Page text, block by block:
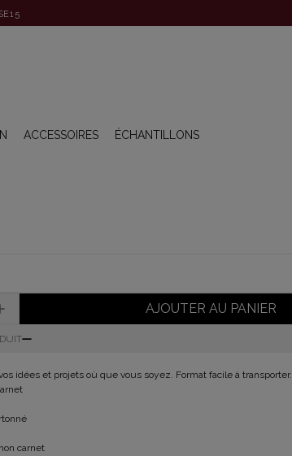
ACCESSOIRES ÉCHANTILLONS
AJOUTER AU PANIER
idées et projets où que vous soyez. Format facile à transporter.
carnet